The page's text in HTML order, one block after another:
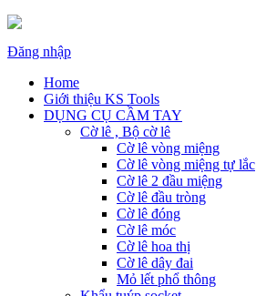
Đăng nhập
Home
Giới thiệu KS Tools
DỤNG CỤ CẦM TAY
Cờ lê , Bộ cờ lê
Cờ lê vòng miệng
Cờ lê vòng miệng tự lắc
Cờ lê 2 đầu miệng
Cờ lê đầu tròng
Cờ lê đóng
Cờ lê móc
Cờ lê hoa thị
Cờ lê dây đai
Mỏ lết phổ thông